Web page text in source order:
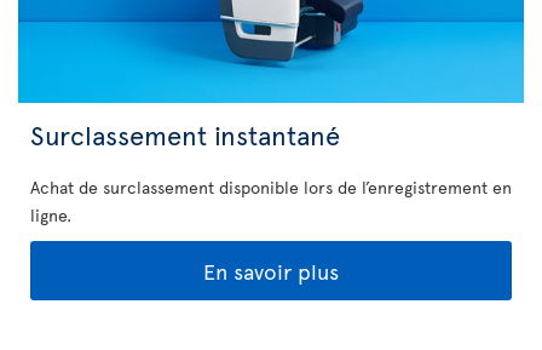
Surclassement instantané
Achat de surclassement disponible lors de l’enregistrement en
ligne.
En savoir plus